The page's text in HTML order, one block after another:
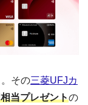
。その三菱UFJカ
当プレゼントの